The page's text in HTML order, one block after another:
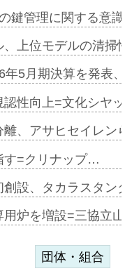
鍵管理に関する意
、上位モデルの清
年5月期決算を発表
認性向上=文化シヤ
離、アサヒセイレ
す=クリナップ…
創設、タカラスタ
用炉を増設=三協立
団体・組合